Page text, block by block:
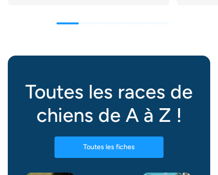
Toutes les races de
chiens de A à Z !
Toutes les fiches